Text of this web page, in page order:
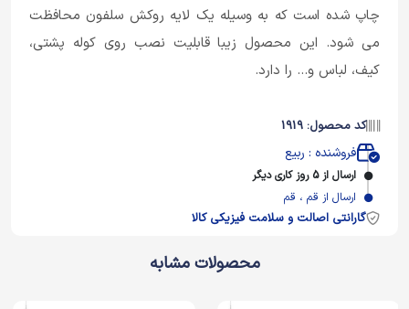
چاپ شده است که به وسیله یک لایه روکش سلفون محافظت
می شود. این محصول زیبا قابلیت نصب روی کوله پشتی،
کیف، لباس و... را دارد.
کد محصول: 1919
فروشنده : ربیع
ارسال از 5 روز کاری دیگر
ارسال از قم ، قم
گارانتی اصالت و سلامت فیزیکی کالا
محصولات مشابه